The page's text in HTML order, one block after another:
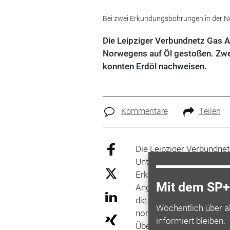
Bei zwei Erkundungsbohrungen in der
Die Leipziger Verbundnetz Gas
Norwegens auf Öl gestoßen.
konnten Erdöl nachweisen.
Kommentare Teilen
Mit dem
Wöchentlich über
informiert bleiben.
Die Leipziger
Unternehmen vor der
Erkundungsbohrungen
Angaben des
die bisher bedeutendste
norwegischen Schelf",
Über seine